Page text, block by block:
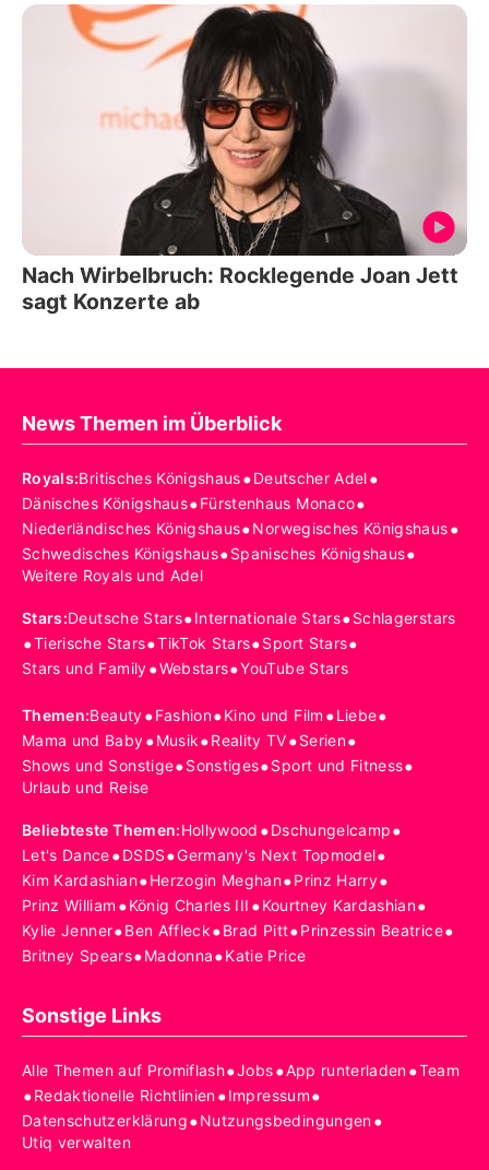
Nach Wirbelbruch: Rocklegende Joan Jett
sagt Konzerte ab
News Themen im Überblick
Royals:Britisches Königshaus•Deutscher Adel•
Dänisches Königshaus•Fürstenhaus Monaco•
Niederländisches Königshaus•Norwegisches Königshaus•
Schwedisches Königshaus•Spanisches Königshaus•
Weitere Royals und Adel
Stars:Deutsche Stars•Internationale Stars•Schlagerstars
•Tierische Stars•TikTok Stars•Sport Stars•
Stars und Family•Webstars•YouTube Stars
Themen:Beauty•Fashion•Kino und Film •Liebe•
Mama und Baby•Musik•Reality TV•Serien•
Shows und Sonstige•Sonstiges•Sport und Fitness•
Urlaub und Reise
Beliebteste Themen:Hollywood •Dschungelcamp•
Let's Dance•DSDS•Germany's Next Topmodel•
Kim Kardashian•Herzogin Meghan•Prinz Harry•
Prinz William •König Charles III •Kourtney Kardashian•
Kylie Jenner•Ben Affleck•Brad Pitt•Prinzessin Beatrice•
Britney Spears•Madonna•Katie Price
Sonstige Links
Alle Themen auf Promiflash•Jobs•App runterladen•Team
•Redaktionelle Richtlinien•Impressum•
Datenschutzerklärung•Nutzungsbedingungen•
Utiq verwalten